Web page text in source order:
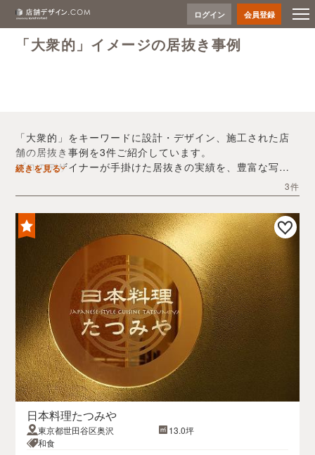
ログイン 会員登録
「大衆的」イメージの居抜き事例
「大衆的」をキーワードに設計・デザイン、施工された店
舗の居抜き事例を3件ご紹介しています。
プロのデザイナーが手掛けた居抜きの実績を、豊富な写真
デザイン内装会社探しや費用感の把握など、「大衆的」の
店舗イメージを固めるヒントとしてぜひお役立てくださ
い。
続きを見る
3件
日本料理たつみや
東京都世田谷区奥沢
13.0坪
和食